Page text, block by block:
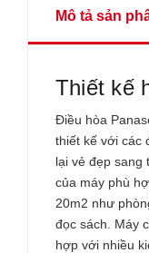
Mô tả sản
Thiết kế
Điều hòa
thiết kế với các
lại vẻ đẹp sang
của máy phù
20m2 như
đọc sách. Máy
hợp với nhiều